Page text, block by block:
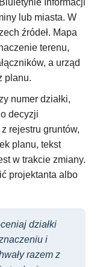
Informacji
lub miasta. W
źródeł. Mapa
terenu,
a urząd
planu.
numer działki,
decyzji
rejestru gruntów,
planu, tekst
w trakcie zmiany.
projektanta albo
działki
i
razem z